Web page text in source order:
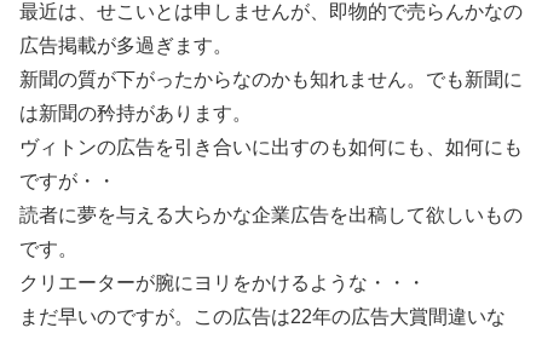
最近は、せこいとは申しませんが、即物的で売らんかなの
広告掲載が多過ぎます。
新聞の質が下がったからなのかも知れません。でも新聞に
は新聞の矜持があります。
ヴィトンの広告を引き合いに出すのも如何にも、如何にも
ですが・・
読者に夢を与える大らかな企業広告を出稿して欲しいもの
です。
クリエーターが腕にヨリをかけるような・・・
まだ早いのですが。この広告は22年の広告大賞間違いな